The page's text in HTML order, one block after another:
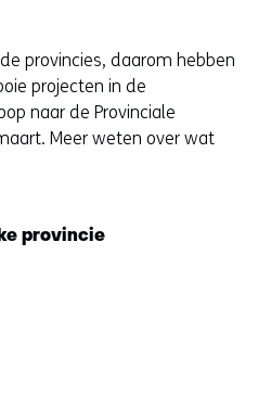
provincies, daarom hebben
projecten in de
naar de Provinciale
Meer weten over wat
provincie